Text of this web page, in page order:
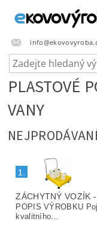
PLASTOVÉ
VANY
1.
ZÁCHYTNÝ VOZÍK
POPIS VÝROBKU
kvalitního...